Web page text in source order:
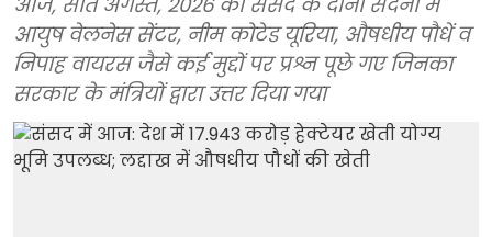
आयुष वेलनेस सेंटर, नीम कोटेड यूरिया, औषधीय पौधें व
निपाह वायरस जैसे कई मुद्दों पर प्रश्न पूछे गए जिनका
सरकार के मंत्रियों द्वारा उत्तर दिया गया